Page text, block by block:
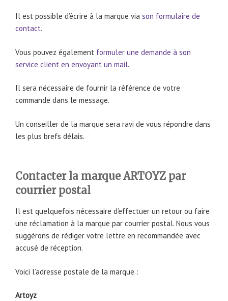
Il est possible d’écrire à la marque via son formulaire de
contact.
Vous pouvez également formuler une demande à son
service client en envoyant un mail.
Il sera nécessaire de fournir la référence de votre
commande dans le message.
Un conseiller de la marque sera ravi de vous répondre dans
les plus brefs délais.
Contacter la marque ARTOYZ par
courrier postal
Il est quelquefois nécessaire d’effectuer un retour ou faire
une réclamation à la marque par courrier postal. Nous vous
suggérons de rédiger votre lettre en recommandée avec
accusé de réception.
Voici l’adresse postale de la marque :
Artoyz